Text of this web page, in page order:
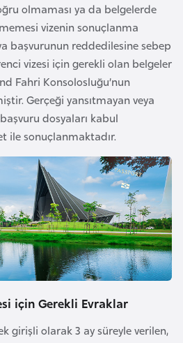
olmaması ya da belgelerde
vizenin sonuçlanma
başvurunun reddedilesine sebep
vizesi için gerekli olan belgeler
Fahri Konsolosluğu’nun
Gerçeği yansıtmayan veya
dosyaları kabul
ile sonuçlanmaktadır.
için Gerekli Evraklar
girişli olarak 3 ay süreyle verilen,